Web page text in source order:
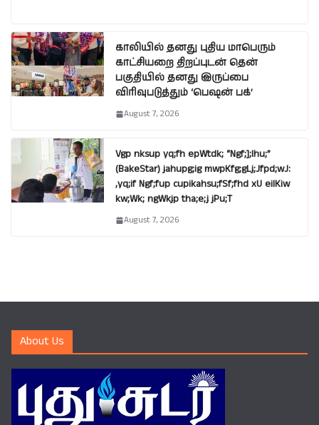
காலியில் தனது புதிய மாபெரும்
காட்சியறை திறப்புடன் தென்
பகுதியில் தனது இருப்பை
விரிவுபடுத்தும் ‘பெஷன் பக்’
August 7, 2026
Vgp nksup yq;fh epWtdk; “Ngf;];lhu;”
(BakeStar) jahupg;ig mwpKfg;gLj;Jfpd;wJ:
,yq;if Ngf;fup cupikahsu;fSf;fhd xU eilKiw
kw;Wk; ngWkjp tha;e;j jPu;T
August 7, 2026
About Us